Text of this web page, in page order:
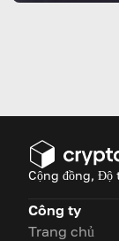
Cộng đồng, Độ
Công ty
Trang chủ